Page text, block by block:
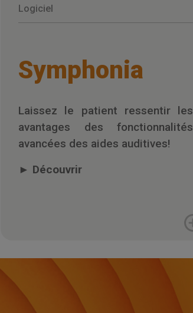
Logiciel
Symphonia
Laissez le patient ressentir les
avantages des fonctionnalités
avancées des aides auditives!
► Découvrir